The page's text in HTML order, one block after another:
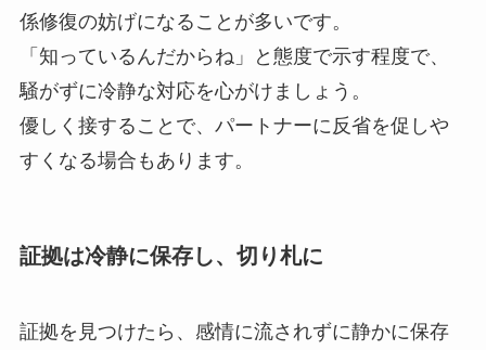
係修復の妨げになることが多いです。
「知っているんだからね」と態度で示す程度で、
騒がずに冷静な対応を心がけましょう。
優しく接することで、パートナーに反省を促しや
すくなる場合もあります。
証拠は冷静に保存し、切り札に
証拠を見つけたら、感情に流されずに静かに保存